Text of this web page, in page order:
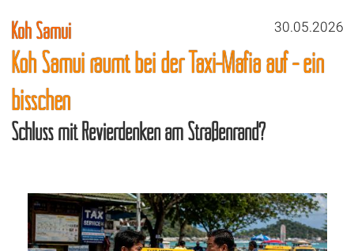
30.05.2026
Koh Samui
Koh Samui räumt bei der Taxi-Mafia auf - ein
bisschen
Schluss mit Revierdenken am Straßenrand?